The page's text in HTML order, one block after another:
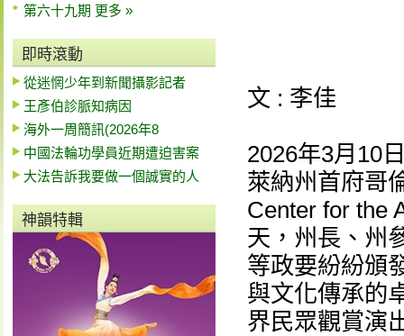
第六十九期 更多 »
即時滾動
從迷惘少年到新聞攝影記者
王彥伯診脈知病因
海外一周簡訊(2026年8
中國法輪功學員近期遭迫害案
大法告訴我要做一個誠實的人
神韻特輯
文 : 李佳
2026年3月10
萊納州首府哥
Center for the
天，州長、州
等政要紛紛頒
與文化傳承的
界民眾觀賞演